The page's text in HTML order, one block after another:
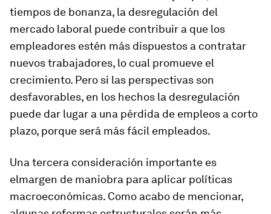
tiempos de bonanza, la desregulación del
mercado laboral puede contribuir a que los
empleadores estén más dispuestos a contratar
nuevos trabajadores, lo cual promueve el
crecimiento. Pero si las perspectivas son
desfavorables, en los hechos la desregulación
puede dar lugar a una pérdida de empleos a corto
plazo, porque será más fácil empleados.
Una tercera consideración importante es
elmargen de maniobra para aplicar políticas
macroeconómicas. Como acabo de mencionar,